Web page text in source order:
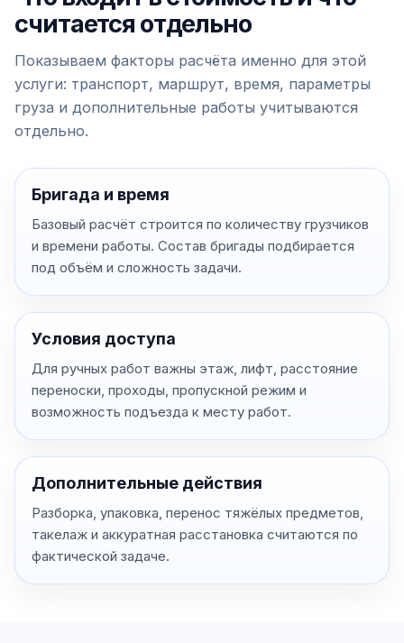
считается отдельно
Показываем факторы расчёта именно для этой
услуги: транспорт, маршрут, время, параметры
груза и дополнительные работы учитываются
отдельно.
Бригада и время
Базовый расчёт строится по количеству грузчиков
и времени работы. Состав бригады подбирается
под объём и сложность задачи.
Условия доступа
Для ручных работ важны этаж, лифт, расстояние
переноски, проходы, пропускной режим и
возможность подъезда к месту работ.
Дополнительные действия
Разборка, упаковка, перенос тяжёлых предметов,
такелаж и аккуратная расстановка считаются по
фактической задаче.